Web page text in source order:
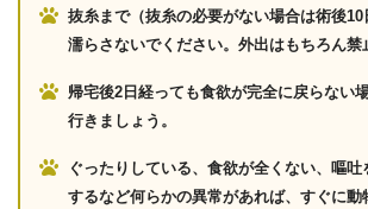
抜糸まで（抜糸の必要がない場合は術後
濡らさないでください。外出はもちろん禁
帰宅後2日経っても食欲が完全に戻らない
行きましょう。
ぐったりしている、食欲が全くない、嘔
するなど何らかの異常があれば、すぐに動